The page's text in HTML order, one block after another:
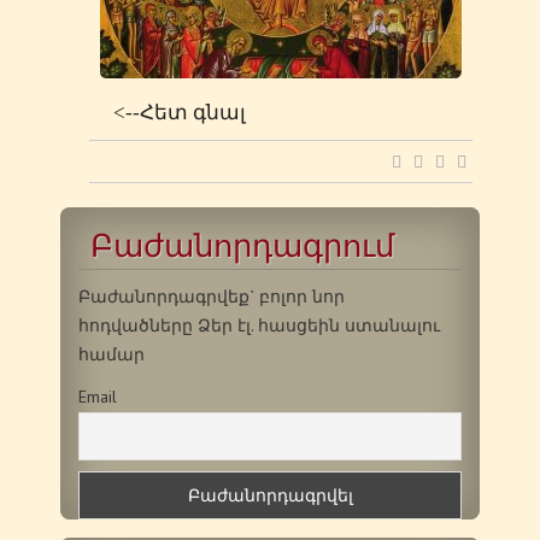
<--Հետ գնալ
Բաժանորդագրում
Բաժանորդագրվեք` բոլոր նոր
հոդվածները Ձեր էլ. հասցեին ստանալու
համար
Email